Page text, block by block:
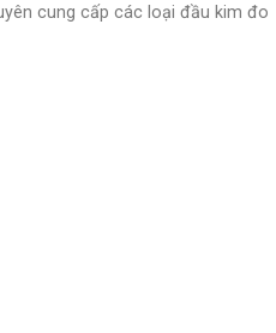
cung cấp các loại đầu kim đo